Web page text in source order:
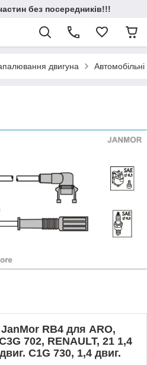
без посередників!!!
двигуна
RB4 для ARO,
702, RENAULT, 21 1,4
C1G 730, 1,4 двиг.